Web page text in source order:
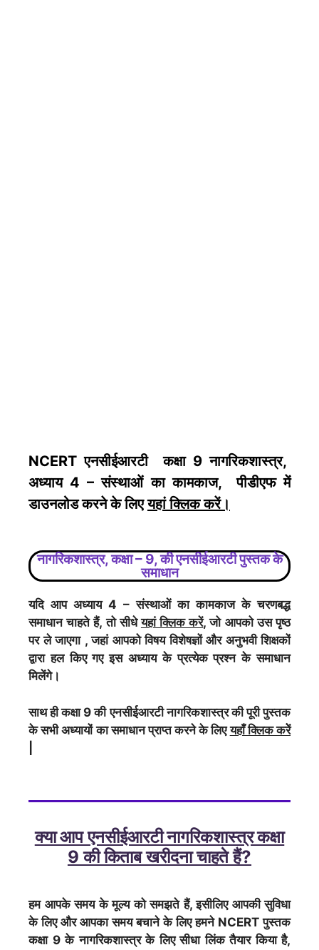
NCERT एनसीईआरटी कक्षा 9 नागरिकशास्त्र,
अध्याय 4 – संस्थाओं का कामकाज, पीडीएफ में
डाउनलोड करने के लिएयहां क्लिक करें।
नागरिकशास्त्र, कक्षा – 9, की एनसीईआरटी पुस्तक के
समाधान
यदि आप अध्याय 4 – संस्थाओं का कामकाज के चरणबद्ध
समाधान चाहते हैं, तो सीधेयहां क्लिक करें, जो आपको उस पृष्ठ
पर ले जाएगा , जहां आपको विषय विशेषज्ञों और अनुभवी शिक्षकों
द्वारा हल किए गए इस अध्याय के प्रत्येक प्रश्न के समाधान
मिलेंगे।
साथ ही कक्षा 9 की एनसीईआरटी नागरिकशास्त्र की पूरी पुस्तक
के सभी अध्यायों का समाधान प्राप्त करने के लिएयहाँ क्लिक करेें
क्या आप एनसीईआरटी नागरिकशास्त्र कक्षा
9 की किताब खरीदना चाहते हैं?
हम आपके समय के मूल्य को समझते हैं, इसीलिए आपकी सुविधा
के लिए और आपका समय बचाने के लिए हमने NCERT पुस्तक
कक्षा 9 के नागरिकशास्त्र के लिए सीधा लिंक तैयार किया है,